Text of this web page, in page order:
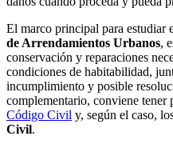
El marco principal para estudiar
de Arrendamientos Urbanos,
conservación y reparaciones
condiciones de habitabilidad,
incumplimiento y posible
complementario, conviene tener
Código Civil y, según el caso,
Civil.